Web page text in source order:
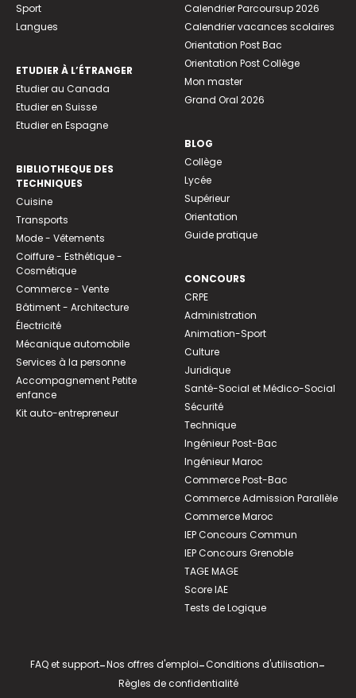
Sport
Langues
ETUDIER À L’ÉTRANGER
Etudier au Canada
Etudier en Suisse
Etudier en Espagne
BIBLIOTHEQUE DES
TECHNIQUES
Cuisine
Transports
Mode - Vêtements
Coiffure - Esthétique -
Cosmétique
Commerce - Vente
Bâtiment - Architecture
Électricité
Mécanique automobile
Services à la personne
Accompagnement Petite
enfance
Kit auto-entrepreneur
Calendrier Parcoursup 2026
Calendrier vacances scolaires
Orientation Post Bac
Orientation Post Collège
Mon master
Grand Oral 2026
BLOG
Collège
Lycée
Supérieur
Orientation
Guide pratique
CONCOURS
CRPE
Administration
Animation-Sport
Culture
Juridique
Santé-Social et Médico-Social
Sécurité
Technique
Ingénieur Post-Bac
Ingénieur Maroc
Commerce Post-Bac
Commerce Admission Parallèle
Commerce Maroc
IEP Concours Commun
IEP Concours Grenoble
TAGE MAGE
Score IAE
Tests de Logique
FAQ et support-Nos offres d'emploi-Conditions d'utilisation-
Règles de confidentialité